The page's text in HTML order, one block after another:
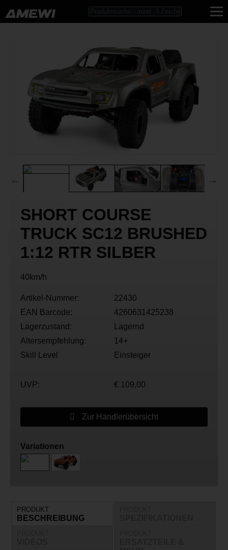
SHORT COURSE
TRUCK SC12 BRUSHED
1:12 RTR SILBER
40km/h
Artikel-Nummer:
22430
EAN Barcode:
4260631425238
Lagerzustand:
Lagernd
Altersempfehlung:
14+
Skill Level
Einsteiger
UVP: € 109,00
Zur Händlerübersicht
Variationen
PRODUKT
BESCHREIBUNG